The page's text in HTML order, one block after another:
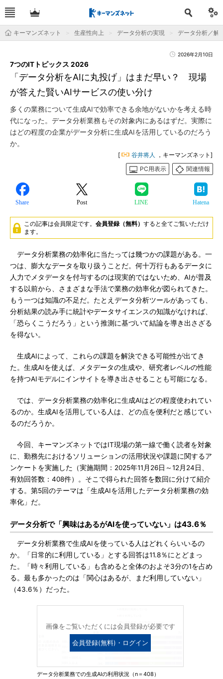
キーマンズネット 生産性向上 データ分析の実現 データ分析／解
2026年2月10日
「データ分析をAIに丸投げ」はまだ早い？ 現場
が答えた賢いAIサービスの使い分け
7つのITトピックス 2026
多くの業務について生成AIで効率できる余地がないかを考える時
代になった。データ分析業務もその対象内にあるはずだ。実際に
はどの程度の企業がデータ分析に生成AIを活用しているのだろう
か。
[ 谷井将人
，キーマンズネット]
PC用表示
関連情報
Share Post LINE Hatena
この記事は会員限定です。 会員登録（無料） すると全てご覧いただけ
ます。
データ分析業務の効率化に当たっては幾つかの課題がある。一
つは、膨大なデータを取り扱うことだ。何十万行もあるデータに
人力でメタデータを付与するのは現実的ではないため、AIが普及
する以前から、さまざまな手法で業務の効率化が図られてきた。
もう一つは知識の不足だ。たとえデータ分析ツールがあっても、
分析結果の読み手に統計やデータサイエンスの知識がなければ、
「恐らくこうだろう」という推測に基づいて結論を導き出さざる
を得ない。
生成AIによって、これらの課題を解決できる可能性が出てき
た。生成AIを使えば、メタデータの生成や、研究者レベルの性能
を持つAIモデルにインサイトを導き出させることも可能になる。
では、データ分析業務の効率化に生成AIはどの程度使われてい
るのか。生成AIを活用している人は、どの点を便利だと感じてい
るのだろうか。
今回、キーマンズネットではIT現場の第一線で働く読者を対象
に、勤務先におけるソリューションの活用状況や課題に関するア
ンケートを実施した（実施期間：2025年11月26日～12月24日、
有効回答数：408件）。そこで得られた回答を数回に分けて紹介
する。第5回のテーマは「生成AIを活用したデータ分析業務の効
率化」だ。
データ分析で「興味はあるがAIを使っていない」は43.6％
データ分析業務で生成AIを使っている人はどれくらいいるの
か。「日常的に利用している」とする回答は11.8％にとどまっ
た。「時々利用している」も含めると全体のおよそ3分の1を占め
る。最も多かったのは「関心はあるが、まだ利用していない」
（43.6％）だった。
画像をご覧いただくには会員登録が必要です
会員登録(無料)・ログイン
データ分析業務での生成AIの利用状況（n＝408）